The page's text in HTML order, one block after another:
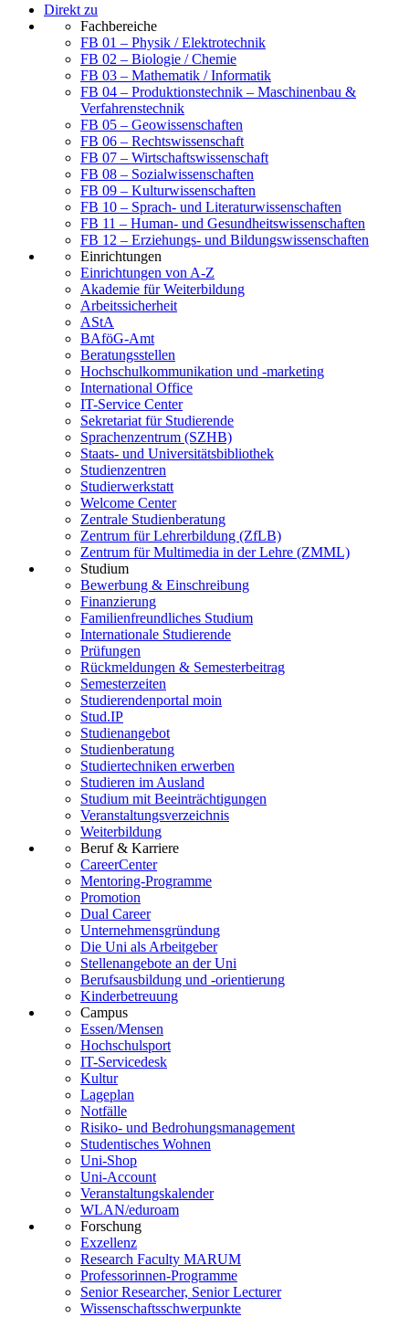
Direkt zu
Fachbereiche
FB 01 – Physik / Elektrotechnik
FB 02 – Biologie / Chemie
FB 03 – Mathematik / Informatik
FB 04 – Produktionstechnik – Maschinenbau &
Verfahrenstechnik
FB 05 – Geowissenschaften
FB 06 – Rechtswissenschaft
FB 07 – Wirtschaftswissenschaft
FB 08 – Sozialwissenschaften
FB 09 – Kulturwissenschaften
FB 10 – Sprach- und Literaturwissenschaften
FB 11 – Human- und Gesundheitswissenschaften
FB 12 – Erziehungs- und Bildungswissenschaften
Einrichtungen
Einrichtungen von A-Z
Akademie für Weiterbildung
Arbeitssicherheit
AStA
BAföG-Amt
Beratungsstellen
Hochschulkommunikation und -marketing
International Office
IT-Service Center
Sekretariat für Studierende
Sprachenzentrum (SZHB)
Staats- und Universitätsbibliothek
Studienzentren
Studierwerkstatt
Welcome Center
Zentrale Studienberatung
Zentrum für Lehrerbildung (ZfLB)
Zentrum für Multimedia in der Lehre (ZMML)
Studium
Bewerbung & Einschreibung
Finanzierung
Familienfreundliches Studium
Internationale Studierende
Prüfungen
Rückmeldungen & Semesterbeitrag
Semesterzeiten
Studierendenportal moin
Stud.IP
Studienangebot
Studienberatung
Studiertechniken erwerben
Studieren im Ausland
Studium mit Beeinträchtigungen
Veranstaltungsverzeichnis
Weiterbildung
Beruf & Karriere
CareerCenter
Mentoring-Programme
Promotion
Dual Career
Unternehmensgründung
Die Uni als Arbeitgeber
Stellenangebote an der Uni
Berufsausbildung und -orientierung
Kinderbetreuung
Campus
Essen/Mensen
Hochschulsport
IT-Servicedesk
Kultur
Lageplan
Notfälle
Risiko- und Bedrohungsmanagement
Studentisches Wohnen
Uni-Shop
Uni-Account
Veranstaltungskalender
WLAN/eduroam
Forschung
Exzellenz
Research Faculty MARUM
Professorinnen-Programme
Senior Researcher, Senior Lecturer
Wissenschaftsschwerpunkte